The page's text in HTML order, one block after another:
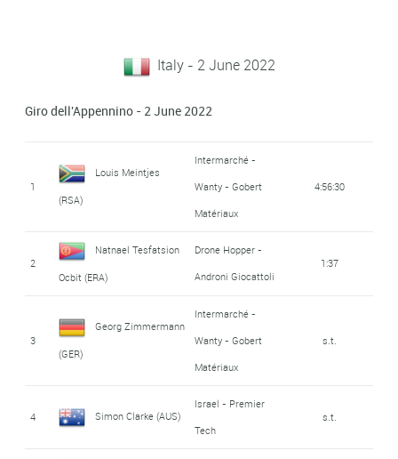
Italy - 2 June 2022
Giro dell'Appennino - 2 June 2022
1
Louis Meintjes
(RSA)
Intermarché -
Wanty - Gobert
Matériaux
4:56:30
2
Natnael Tesfatsion
Ocbit (ERA)
Drone Hopper -
Androni Giocattoli
1:37
3
Georg Zimmermann
(GER)
Intermarché -
Wanty - Gobert
Matériaux
s.t.
4 Simon Clarke (AUS)
Israel - Premier
Tech
s.t.